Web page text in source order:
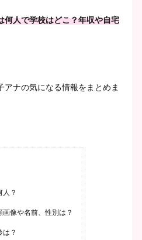
何人で学校はどこ？年収や自宅
アナの気になる情報をまとめま
人？
像や名前、性別は？
は？